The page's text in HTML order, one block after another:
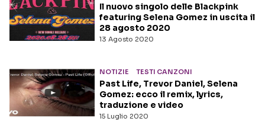
13 Agosto 2020
Il nuovo singolo delle Blackpink
featuring Selena Gomez in uscita il
28 agosto 2020
NOTIZIE TESTI CANZONI
15 Luglio 2020
Past Life, Trevor Daniel, Selena
Gomez: ecco il remix, lyrics,
traduzione e video